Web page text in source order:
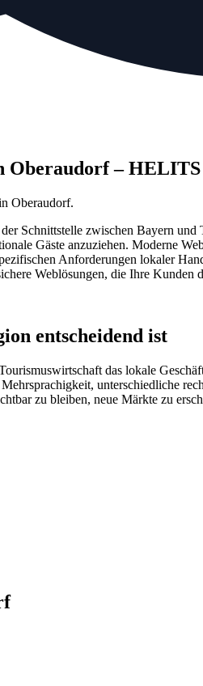
Oberaudorf – HELITS
Oberaudorf.
Schnittstelle zwischen Bayern
Gäste anzuziehen. Moderne
Anforderungen lokaler
Weblösungen, die Ihre
entscheidend ist
das lokale
unterschiedliche
zu bleiben, neue Märkte zu